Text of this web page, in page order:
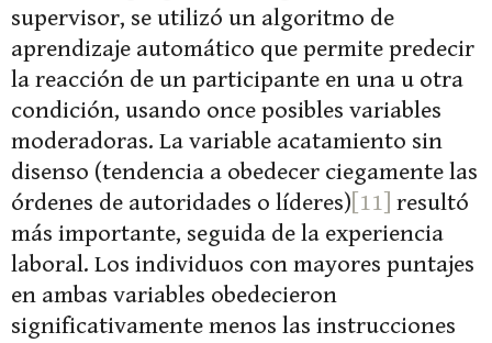
supervisor, se utilizó un algoritmo de
aprendizaje automático que permite predecir
la reacción de un participante en una u otra
condición, usando once posibles variables
moderadoras. La variable acatamiento sin
disenso (tendencia a obedecer ciegamente las
órdenes de autoridades o líderes) [11] resultó
más importante, seguida de la experiencia
laboral. Los individuos con mayores puntajes
en ambas variables obedecieron
significativamente menos las instrucciones